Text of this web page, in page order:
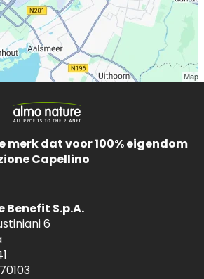
merk dat voor 100% eigendom
Capellino
Benefit S.p.A.
6